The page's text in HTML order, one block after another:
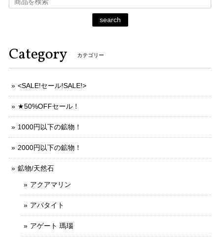
search
Category カテゴリー
<SALE!セール!SALE!>
★50%OFFセール！
1000円以下の鉱物！
2000円以下の鉱物！
鉱物/天然石
アクアマリン
アパタイト
アゲート 瑪瑙